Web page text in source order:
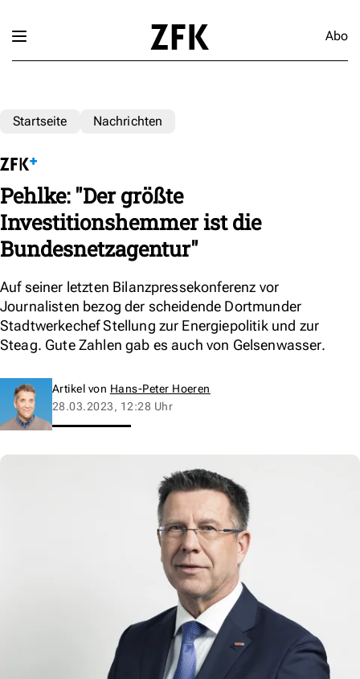
Abo
Startseite Nachrichten
Pehlke: "Der größte
Investitionshemmer ist die
Bundesnetzagentur"
Auf seiner letzten Bilanzpressekonferenz vor
Journalisten bezog der scheidende Dortmunder
Stadtwerkechef Stellung zur Energiepolitik und zur
Steag. Gute Zahlen gab es auch von Gelsenwasser.
Artikel von Hans-Peter Hoeren
28.03.2023, 12:28 Uhr